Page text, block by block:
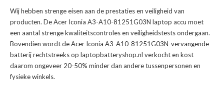
Wij hebben strenge eisen aan de prestaties en veiligheid van
producten. DeAcer Iconia A3-A10-81251G03N laptop accu moet
een aantal strenge kwaliteitscontroles en veiligheidstests ondergaan.
Bovendien wordt deAcer Iconia A3-A10-81251G03N-vervangende
batterijrechtstreeks op laptopbatteryshop.nl verkocht en kost
daarom ongeveer 20-50% minder dan andere tussenpersonen en
fysieke winkels.